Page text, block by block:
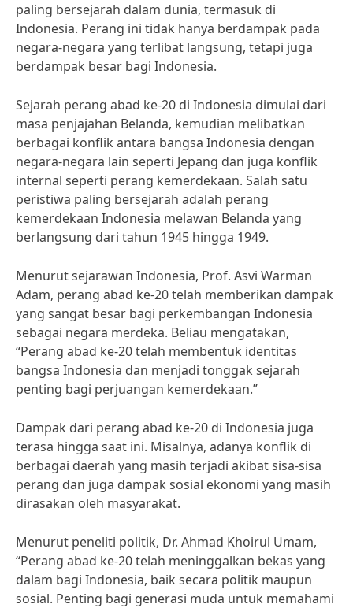
paling bersejarah dalam dunia, termasuk di
Indonesia. Perang ini tidak hanya berdampak pada
negara-negara yang terlibat langsung, tetapi juga
berdampak besar bagi Indonesia.
Sejarah perang abad ke-20 di Indonesia dimulai dari
masa penjajahan Belanda, kemudian melibatkan
berbagai konflik antara bangsa Indonesia dengan
negara-negara lain seperti Jepang dan juga konflik
internal seperti perang kemerdekaan. Salah satu
peristiwa paling bersejarah adalah perang
kemerdekaan Indonesia melawan Belanda yang
berlangsung dari tahun 1945 hingga 1949.
Menurut sejarawan Indonesia, Prof. Asvi Warman
Adam, perang abad ke-20 telah memberikan dampak
yang sangat besar bagi perkembangan Indonesia
sebagai negara merdeka. Beliau mengatakan,
“Perang abad ke-20 telah membentuk identitas
bangsa Indonesia dan menjadi tonggak sejarah
penting bagi perjuangan kemerdekaan.”
Dampak dari perang abad ke-20 di Indonesia juga
terasa hingga saat ini. Misalnya, adanya konflik di
berbagai daerah yang masih terjadi akibat sisa-sisa
perang dan juga dampak sosial ekonomi yang masih
dirasakan oleh masyarakat.
Menurut peneliti politik, Dr. Ahmad Khoirul Umam,
“Perang abad ke-20 telah meninggalkan bekas yang
dalam bagi Indonesia, baik secara politik maupun
sosial. Penting bagi generasi muda untuk memahami